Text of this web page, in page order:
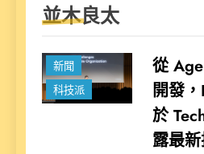
並木良太
新聞
科技派
從
開發
於
露最